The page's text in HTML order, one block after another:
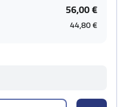
56,00 €
44,80 €